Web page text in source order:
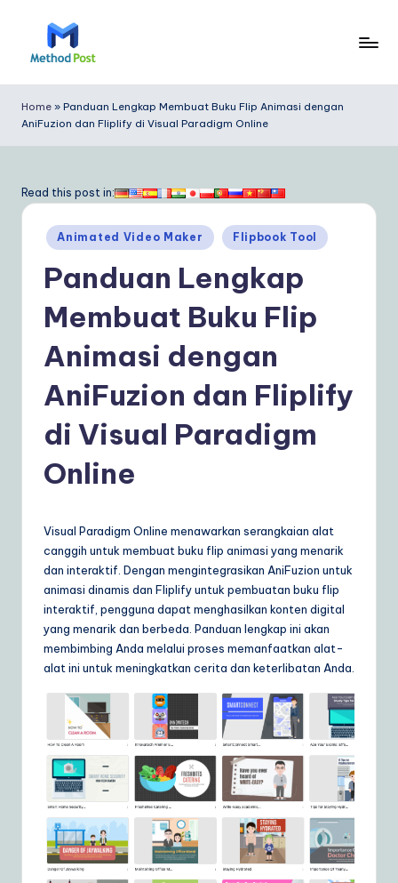
e
t
o
In
Y
o
ly
ui
Home » Panduan Lengkap Membuat Buku Flip Animasi dengan
AniFuzion dan Fliplify di Visual Paradigm Online
Read this post in:
Posted
in
Animated Video Maker Flipbook Tool
Panduan Lengkap
Membuat Buku Flip
Animasi dengan
AniFuzion dan Fliplify
di Visual Paradigm
Online
Visual Paradigm Online menawarkan serangkaian alat
canggih untuk membuat buku flip animasi yang menarik
dan interaktif. Dengan mengintegrasikan AniFuzion untuk
animasi dinamis dan Fliplify untuk pembuatan buku flip
interaktif, pengguna dapat menghasilkan konten digital
yang menarik dan berbeda. Panduan lengkap ini akan
membimbing Anda melalui proses memanfaatkan alat-
alat ini untuk meningkatkan cerita dan keterlibatan Anda.